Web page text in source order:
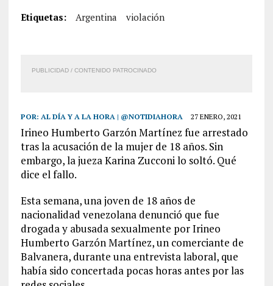
Etiquetas: Argentina violación
PUBLICIDAD / CONTENIDO PATROCINADO
POR: AL DÍA Y A LA HORA | @NOTIDIAHORA 27 ENERO, 2021
Irineo Humberto Garzón Martínez fue arrestado
tras la acusación de la mujer de 18 años. Sin
embargo, la jueza Karina Zucconi lo soltó. Qué
dice el fallo.
Esta semana, una joven de 18 años de
nacionalidad venezolana denunció que fue
drogada y abusada sexualmente por Irineo
Humberto Garzón Martínez, un comerciante de
Balvanera, durante una entrevista laboral, que
había sido concertada pocas horas antes por las